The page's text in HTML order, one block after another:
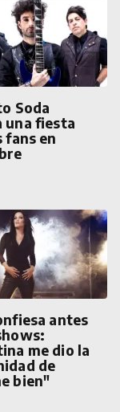
Soda
una fiesta
fans en
antes
me dio la
de
bien"